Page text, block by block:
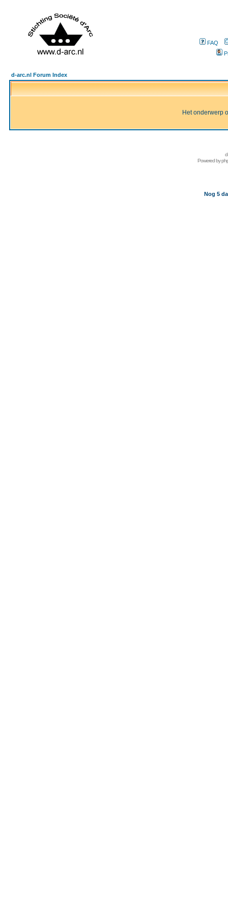
FAQ
d-arc.nl Forum Index
Het onderwerp
Powered by
Nog 5